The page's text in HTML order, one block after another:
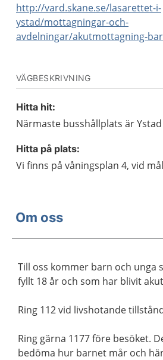
http://vard.skane.se/lasarettet-i-
ystad/mottagningar-och-
avdelningar/akutmottagning-
VÄGBESKRIVNING
Hitta hit:
Närmaste busshållplats är
Hitta på plats:
Vi finns på våningsplan 4, vid
Om oss
Till oss kommer barn och unga
fyllt 18 år och som har blivit
Ring 112 vid livshotande
Ring gärna 1177 före besöket.
bedöma hur barnet mår och